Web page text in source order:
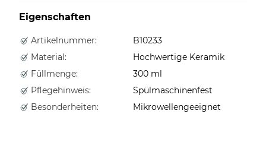
Eigenschaften
Artikelnummer:
B10233
Material:
Hochwertige Keramik
Füllmenge:
300 ml
Pflegehinweis:
Spülmaschinenfest
Besonderheiten:
Mikrowellengeeignet